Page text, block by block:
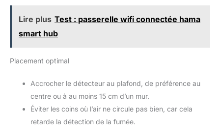
Lire plus Test : passerelle wifi connectée hama
smart hub
Placement optimal
Accrocher le détecteur au plafond, de préférence au
centre ou à au moins 15 cm d’un mur.
Éviter les coins où l’air ne circule pas bien, car cela
retarde la détection de la fumée.